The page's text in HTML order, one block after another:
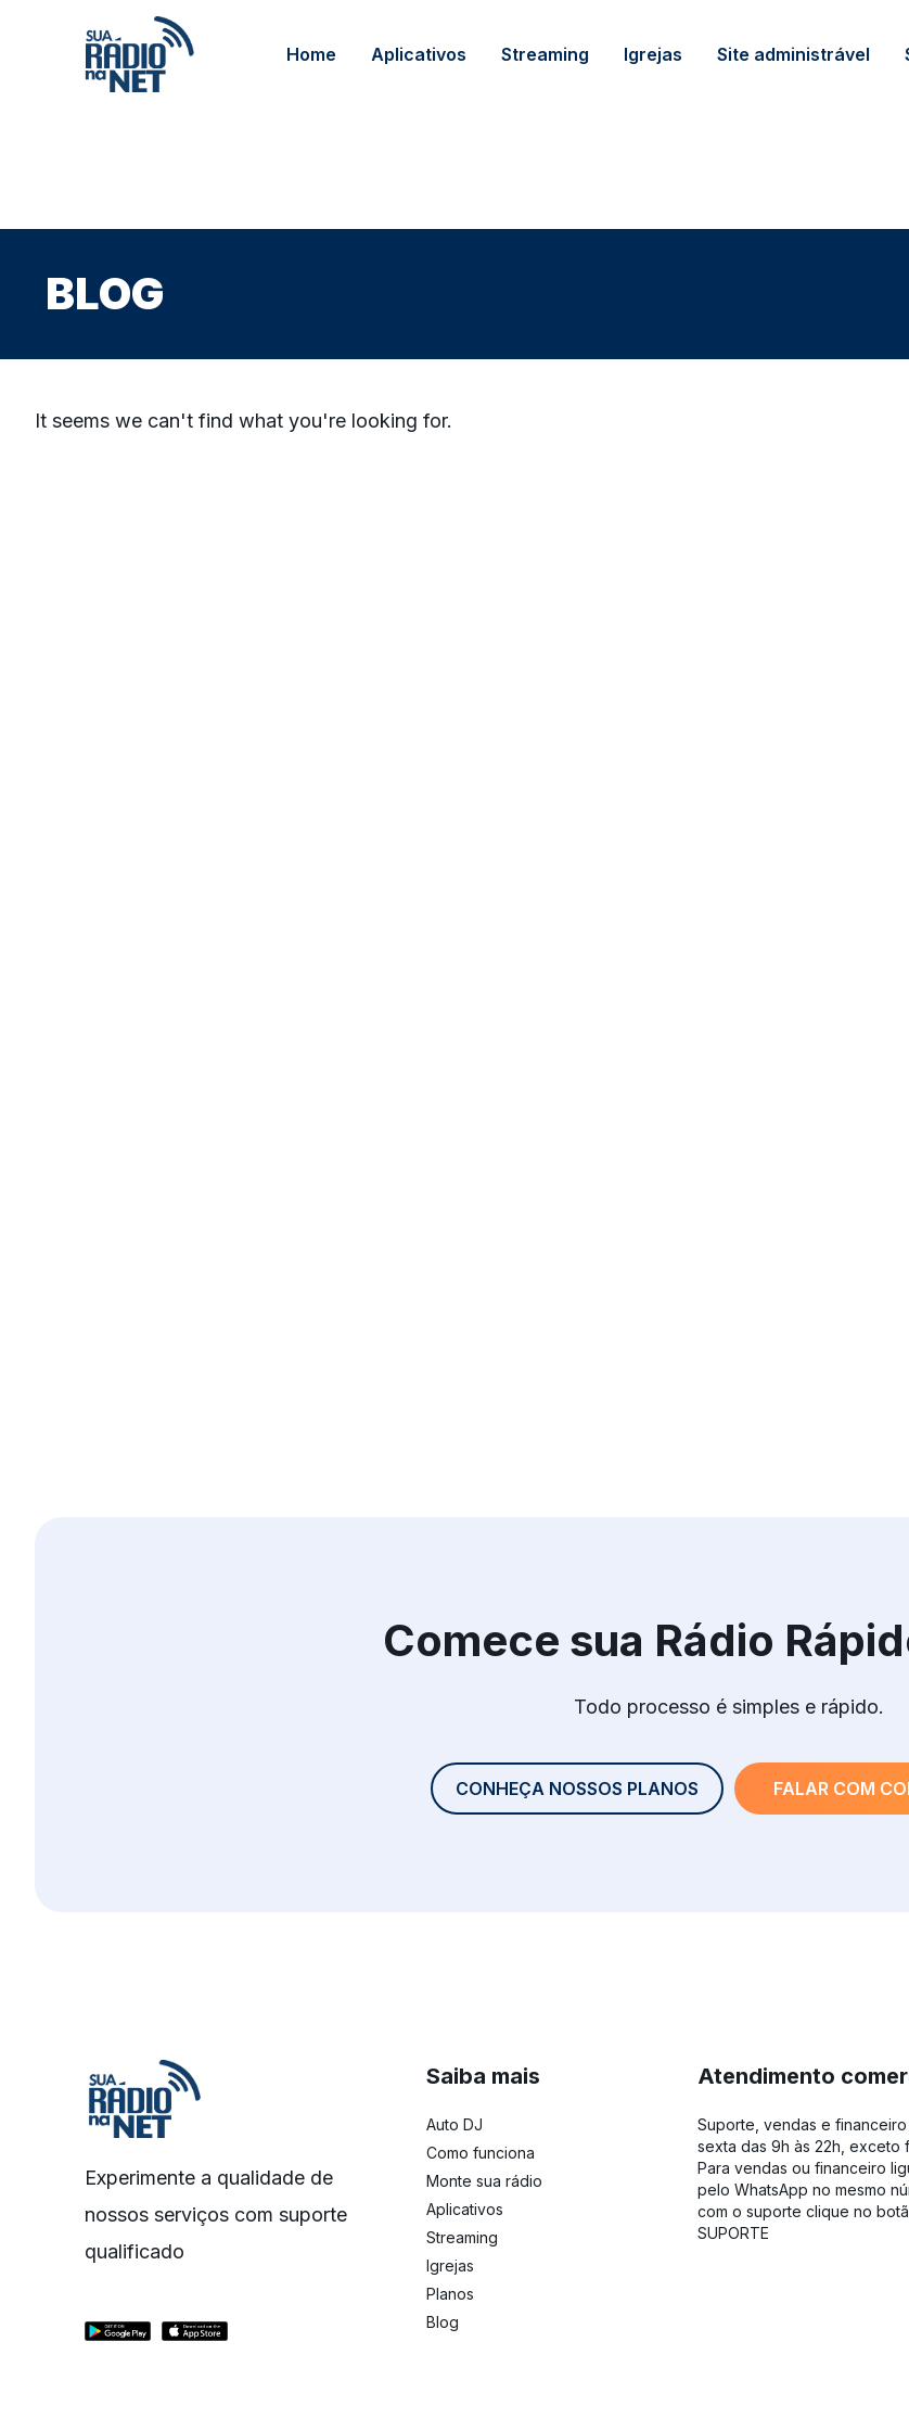
Home Aplicativos Streaming Igrejas Site administrável
BLOG
It seems we can't find what you're looking for.
Comece sua Rádio
Todo processo é simples e rápido.
CONHEÇA NOSSOS PLANOS FALAR COM
Experimente a qualidade de
nossos serviços com suporte
qualificado
Saiba mais
Auto DJ
Como funciona
Monte sua rádio
Aplicativos
Streaming
Igrejas
Planos
Blog
Atendimento
Suporte, vendas e
sexta das 9h às 22h, exceto
Para vendas ou financeiro
pelo WhatsApp no mesmo
com o suporte clique no
SUPORTE